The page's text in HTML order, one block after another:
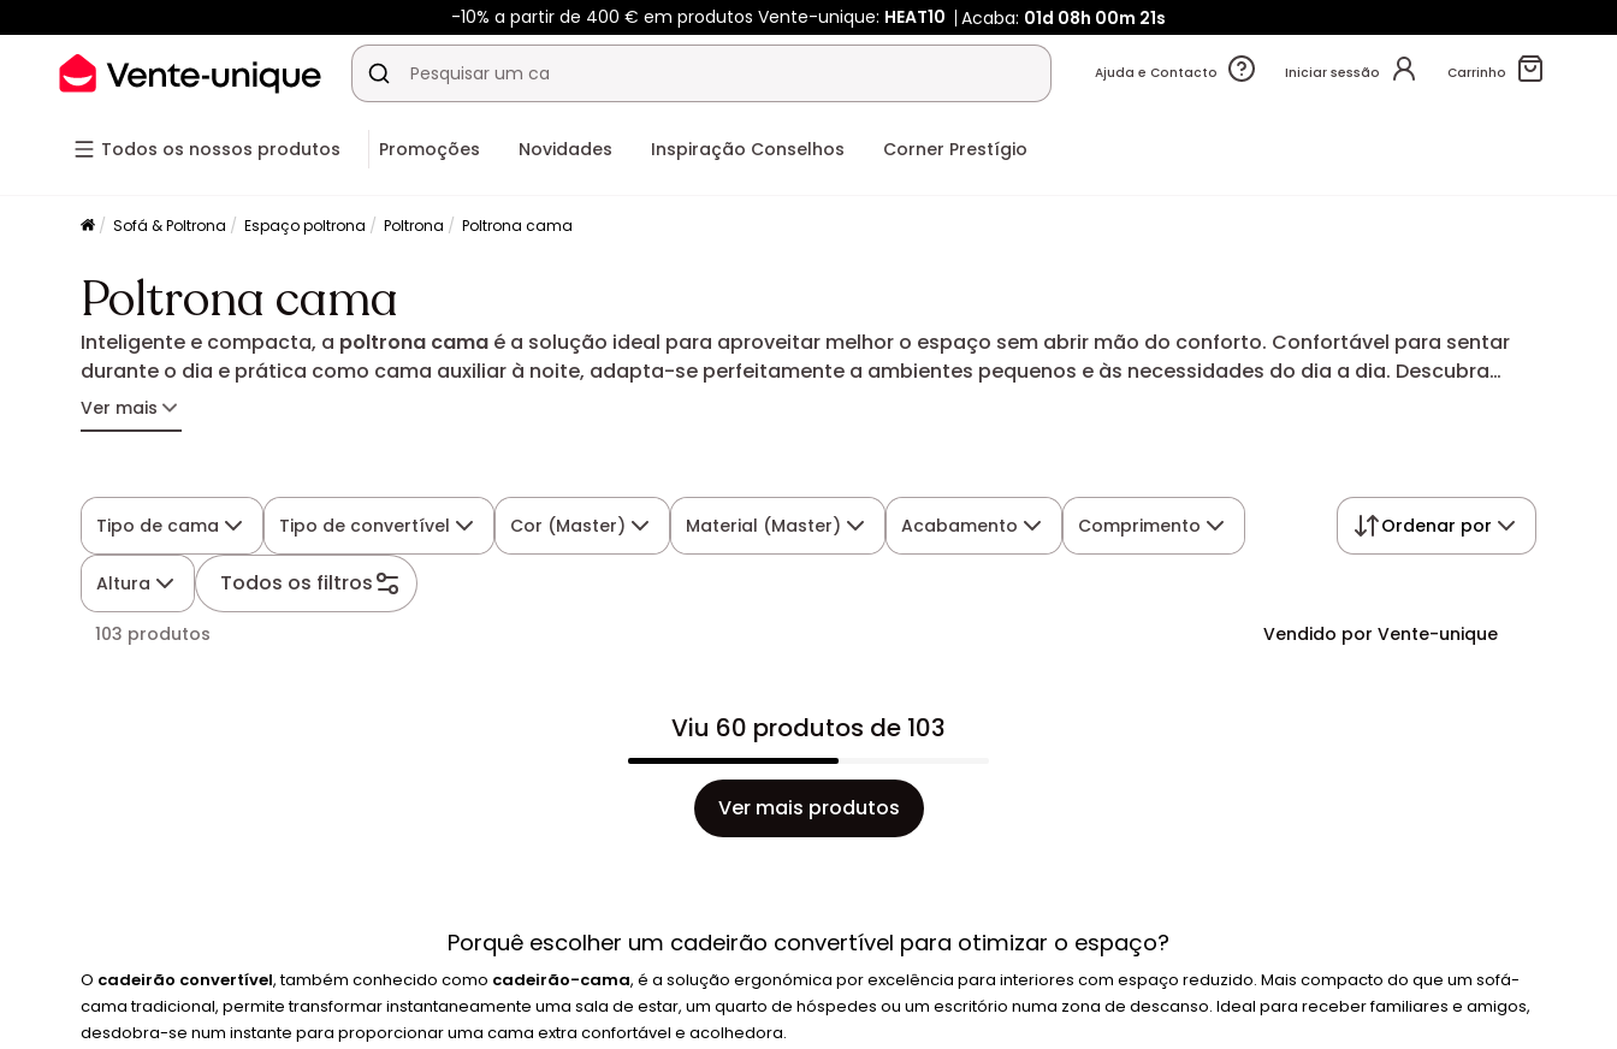
-10% a partir de 400 € em produtos Vente-unique: HEAT10 Acaba: 01d 08h 00m 19s
Ajuda e Contacto Iniciar sessão Carrinho
Todos os nossos produtos Promoções Novidades Inspiração Conselhos Corner Prestígio
Sofá & Poltrona Espaço poltrona Poltrona Poltrona cama
Poltrona cama
Inteligente e compacta, a poltrona cama é a solução ideal para aproveitar melhor o espaço sem abrir mão do conforto. Confortável para sentar
durante o dia e prática como cama auxiliar à noite, adapta-se perfeitamente a ambientes pequenos e às necessidades do dia a dia. Descubra
modelos de poltrona cama modernos, funcionais e elegantes, pensados para tornar a sua casa mais acolhedora, versátil e organizada.
Ver mais
Tipo de cama Tipo de convertível Cor (Master) Material (Master) Acabamento Comprimento
Altura Todos os filtros
Ordenar por
103 produtos Vendido por Vente-unique
Viu 60 produtos de 103
Ver mais produtos
Porquê escolher um cadeirão convertível para otimizar o espaço?
O cadeirão convertível, também conhecido como cadeirão-cama, é a solução ergonómica por excelência para interiores com espaço reduzido. Mais compacto do que um sofá-
cama tradicional, permite transformar instantaneamente uma sala de estar, um quarto de hóspedes ou um escritório numa zona de descanso. Ideal para receber familiares e amigos,
desdobra-se num instante para proporcionar uma cama extra confortável e acolhedora.